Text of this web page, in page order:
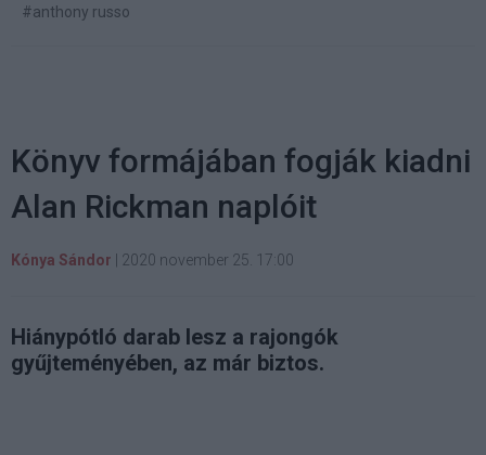
#anthony russo
Könyv formájában fogják kiadni
Alan Rickman naplóit
Kónya Sándor 2020 november 25. 17:00
Hiánypótló darab lesz a rajongók
gyűjteményében, az már biztos.